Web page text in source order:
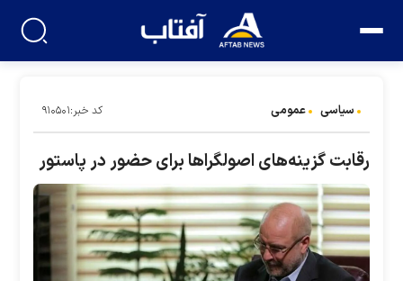
سیاسی عمومی کد خبر:۹۱۰۵۰۱
رقابت گزینه‌های اصولگرا‌ها برای حضور در پاستور